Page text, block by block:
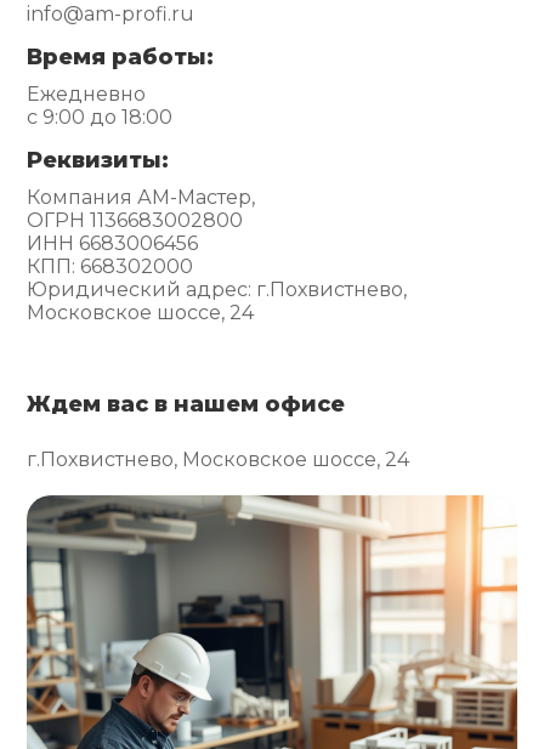
info@am-profi.ru
Время работы:
Ежедневно
с 9:00 до 18:00
Реквизиты:
Компания АМ-Мастер,
ОГРН 1136683002800
ИНН 6683006456
КПП: 668302000
Юридический адрес: г.Похвистнево,
Московское шоссе, 24
Ждем вас в нашем офисе
г.Похвистнево, Московское шоссе, 24